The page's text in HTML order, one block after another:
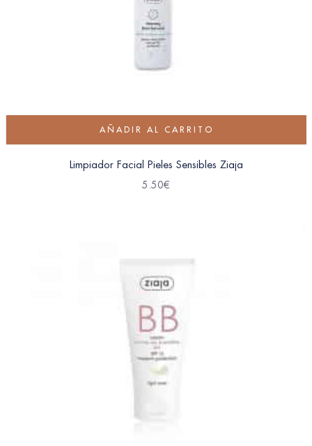
AÑADIR AL CARRITO
Limpiador Facial Pieles Sensibles Ziaja
5.50€